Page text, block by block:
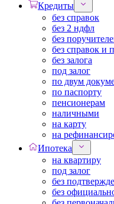
Кредиты
без справок
без 2 ндфл
без
без справок и
без залога
под залог
по двум
по паспорту
пенсионерам
наличными
на карту
на
Ипотека
на квартиру
под залог
без
без